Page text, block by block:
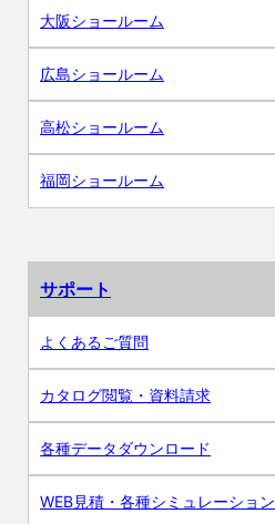
大阪ショールーム
広島ショールーム
高松ショールーム
福岡ショールーム
サポート
よくあるご質問
カタログ閲覧・資料請求
各種データダウンロード
WEB見積・各種シミュレーション